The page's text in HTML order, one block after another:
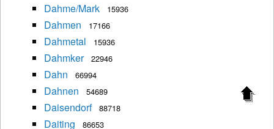
Dahme/Mark 15936
Dahmen 17166
Dahmetal 15936
Dahmker 22946
Dahn 66994
Dahnen 54689
Daisendorf 88718
Daiting 86653